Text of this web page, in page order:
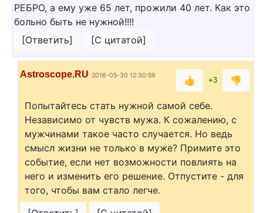
РЕБРО, а ему уже 65 лет, прожили 40 лет. Как это
больно быть не нужной!!!!
[Ответить]
[С цитатой]
Astroscope.RU 2016-05-30 12:30:59 👍 +3 👎
Попытайтесь стать нужной самой себе.
Независимо от чувств мужа. К сожалению, с
мужчинами такое часто случается. Но ведь
смысл жизни не только в муже? Примите это
событие, если нет возможности повлиять на
него и изменить его решение. Отпустите - для
того, чтобы вам стало легче.